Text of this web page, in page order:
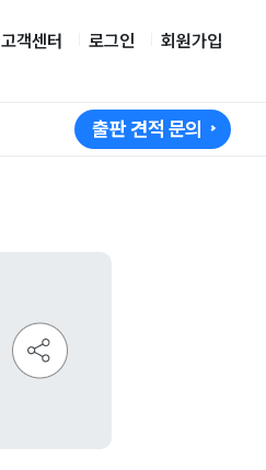
고객센터 로그인 회원가입
출판 견적 문의